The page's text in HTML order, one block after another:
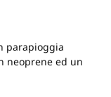
parapioggia
neoprene ed un